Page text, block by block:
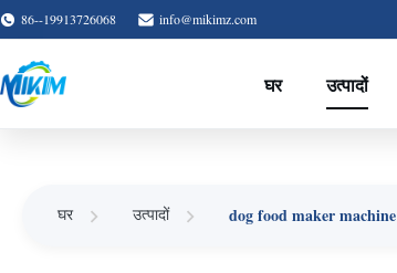
86--19913726068 info@mikimz.com
घर उत्पादों
घर उत्पादों dog food maker machine